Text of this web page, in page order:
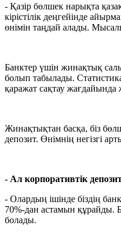
- Қазір бөлшек нарықта
кірістілік деңгейінде
өнімін таңдай алады.
Банктер үшін жинақтық
болып табылады.
қаражат сақтау
Жинақтықтан басқа, біз
депозит. Өнімнің негізгі
- Ал корпоративтік
- Олардың ішінде біздің
70%-дан астамын құрайды.
болады.